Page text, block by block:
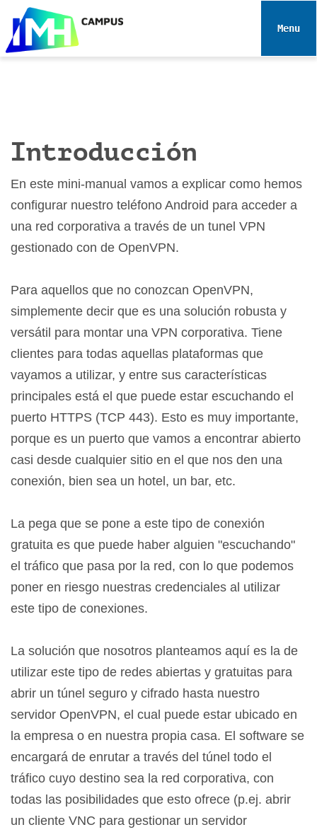
e
Toggle
Introducción
En este mini-manual vamos a explicar como hemos
configurar nuestro teléfono Android para acceder a
una red corporativa a través de un tunel VPN
gestionado con de OpenVPN.
Para aquellos que no conozcan OpenVPN,
simplemente decir que es una solución robusta y
versátil para montar una VPN corporativa. Tiene
clientes para todas aquellas plataformas que
vayamos a utilizar, y entre sus características
principales está el que puede estar escuchando el
puerto HTTPS (TCP 443). Esto es muy importante,
porque es un puerto que vamos a encontrar abierto
casi desde cualquier sitio en el que nos den una
conexión, bien sea un hotel, un bar, etc.
La pega que se pone a este tipo de conexión
gratuita es que puede haber alguien "escuchando"
el tráfico que pasa por la red, con lo que podemos
poner en riesgo nuestras credenciales al utilizar
este tipo de conexiones.
La solución que nosotros planteamos aquí es la de
utilizar este tipo de redes abiertas y gratuitas para
abrir un túnel seguro y cifrado hasta nuestro
servidor OpenVPN, el cual puede estar ubicado en
la empresa o en nuestra propia casa. El software se
encargará de enrutar a través del túnel todo el
tráfico cuyo destino sea la red corporativa, con
todas las posibilidades que esto ofrece (p.ej. abrir
un cliente VNC para gestionar un servidor